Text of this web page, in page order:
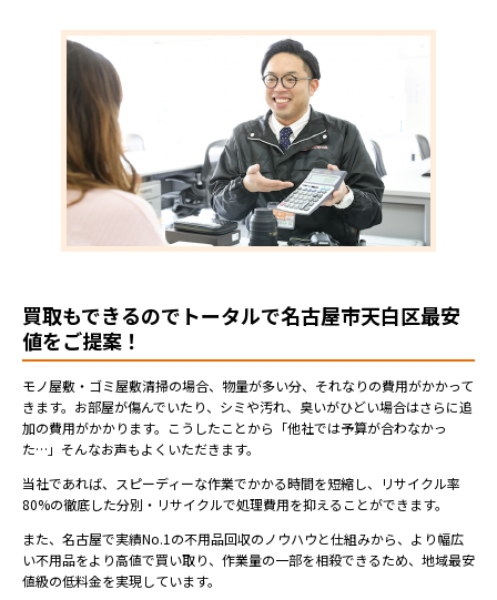
買取もできるのでトータルで名古屋市天白区最安
値をご提案！
モノ屋敷・ゴミ屋敷清掃の場合、物量が多い分、それなりの費用がかかって
きます。お部屋が傷んでいたり、シミや汚れ、臭いがひどい場合はさらに追
加の費用がかかります。こうしたことから「他社では予算が合わなかっ
た…」そんなお声もよくいただきます。
当社であれば、スピーディーな作業でかかる時間を短縮し、リサイクル率
80%の徹底した分別・リサイクルで処理費用を抑えることができます。
また、名古屋で実績No.1の不用品回収のノウハウと仕組みから、より幅広
い不用品をより高値で買い取り、作業量の一部を相殺できるため、地域最安
値級の低料金を実現しています。